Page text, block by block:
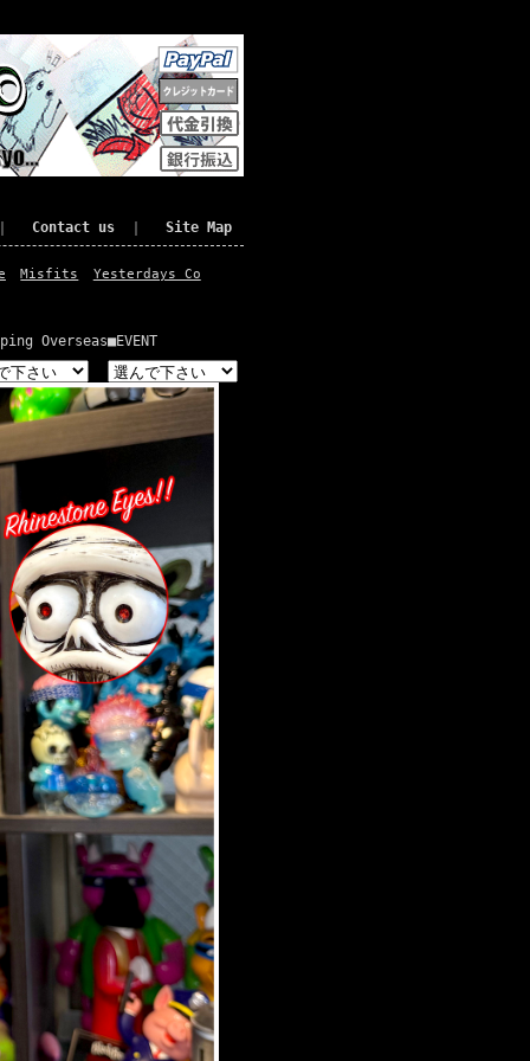
Contact us Site Map
Misfits Yesterdays Co
Overseas■EVENT